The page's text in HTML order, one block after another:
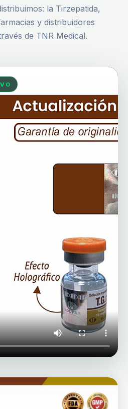
la Tirzepatida,
y distribuidores
de TNR Medical.